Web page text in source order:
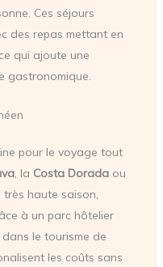
Ces séjours
des repas mettant en
qui ajoute une
gastronomique.
pour le voyage tout
, la Costa Doradaou
haute saison,
à un parc hôtelier
le tourisme de
les coûts sans